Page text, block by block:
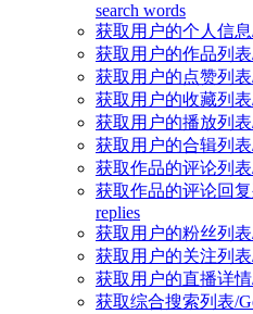
search words
获取用户的个人信息
获取用户的作品列表/
获取用户的点赞列表
获取用户的收藏列表
获取用户的播放列表
获取用户的合辑列表
获取作品的评论列表
获取作品的评论回复
replies
获取用户的粉丝列表
获取用户的关注列表
获取用户的直播详情
获取综合搜索列表/